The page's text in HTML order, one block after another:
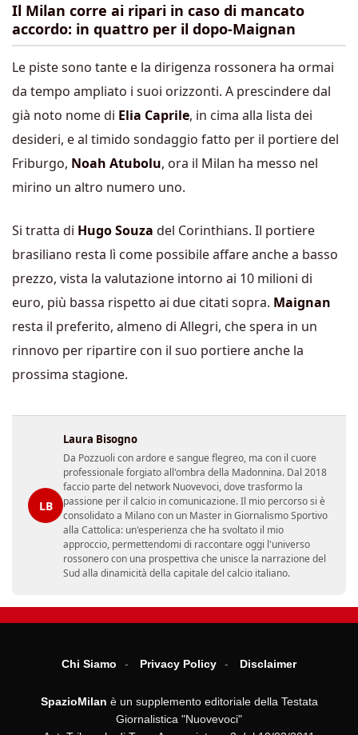
Il Milan corre ai ripari in caso di mancato
accordo: in quattro per il dopo-Maignan
Le piste sono tante e la dirigenza rossonera ha ormai
da tempo ampliato i suoi orizzonti. A prescindere dal
già noto nome di Elia Caprile, in cima alla lista dei
desideri, e al timido sondaggio fatto per il portiere del
Friburgo, Noah Atubolu, ora il Milan ha messo nel
mirino un altro numero uno.
Si tratta di Hugo Souza del Corinthians. Il portiere
brasiliano resta lì come possibile affare anche a basso
prezzo, vista la valutazione intorno ai 10 milioni di
euro, più bassa rispetto ai due citati sopra. Maignan
resta il preferito, almeno di Allegri, che spera in un
rinnovo per ripartire con il suo portiere anche la
prossima stagione.
LB
Laura Bisogno
Da Pozzuoli con ardore e sangue flegreo, ma con il cuore
professionale forgiato all'ombra della Madonnina. Dal 2018
faccio parte del network Nuovevoci, dove trasformo la
passione per il calcio in comunicazione. Il mio percorso si è
consolidato a Milano con un Master in Giornalismo Sportivo
alla Cattolica: un'esperienza che ha svoltato il mio
approccio, permettendomi di raccontare oggi l'universo
rossonero con una prospettiva che unisce la narrazione del
Sud alla dinamicità della capitale del calcio italiano.
Chi Siamo Privacy Policy Disclaimer
SpazioMilan è un supplemento editoriale della Testata
Giornalistica "Nuovevoci"